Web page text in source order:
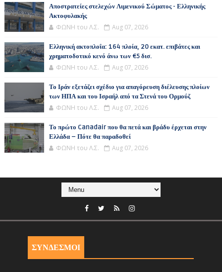
Αποστρατείες στελεχών Λιμενικού Σώματος - Ελληνικής
Ακτοφυλακής
ΦΩΝΗ του Λ.Σ. Aug 07, 2026
Ελληνική ακτοπλοΐα: 164 πλοία, 20 εκατ. επιβάτες και
χρηματοδοτικό κενό άνω των €5 δισ.
ΦΩΝΗ του Λ.Σ. Aug 07, 2026
Το Ιράν εξετάζει σχέδιο για απαγόρευση διέλευσης πλοίων
των ΗΠΑ και του Ισραήλ από τα Στενά του Ορμούζ
ΦΩΝΗ του Λ.Σ. Aug 07, 2026
Το πρώτο Canadair που θα πετά και βράδυ έρχεται στην
Ελλάδα – Πότε θα παραδοθεί
ΦΩΝΗ του Λ.Σ. Aug 07, 2026
ΣΥΝΔΕΣΜΟΙ